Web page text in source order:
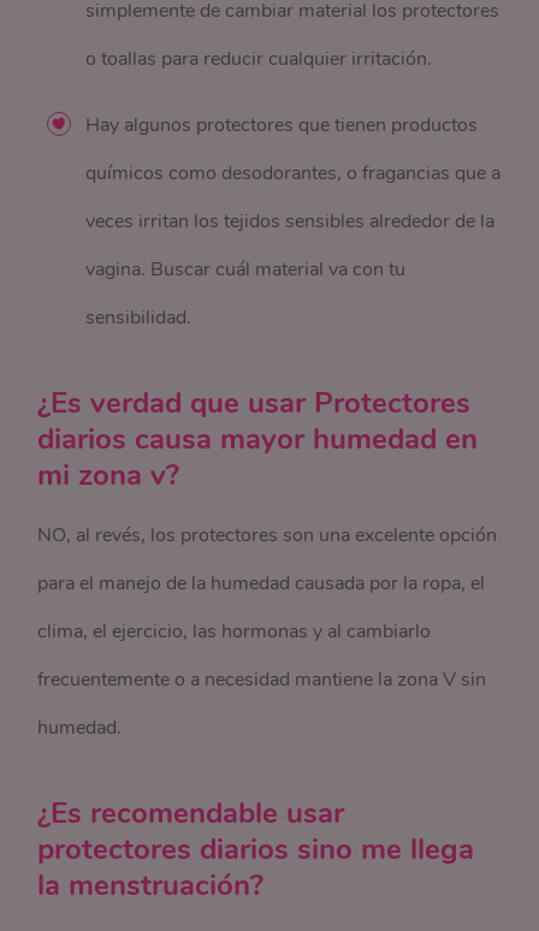
simplemente de cambiar material los protectores
o toallas para reducir cualquier irritación.
Hay algunos protectores que tienen productos
químicos como desodorantes, o fragancias que a
veces irritan los tejidos sensibles alrededor de la
vagina. Buscar cuál material va con tu
sensibilidad.
¿Es verdad que usar Protectores
diarios causa mayor humedad en
mi zona v?
NO, al revés, los protectores son una excelente opción
para el manejo de la humedad causada por la ropa, el
clima, el ejercicio, las hormonas y al cambiarlo
frecuentemente o a necesidad mantiene la zona V sin
humedad.
¿Es recomendable usar
protectores diarios sino me llega
la menstruación?